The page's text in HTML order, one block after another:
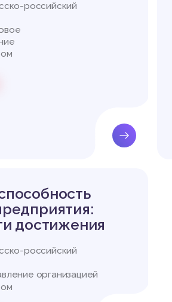
российский
достижения
российский
организацией